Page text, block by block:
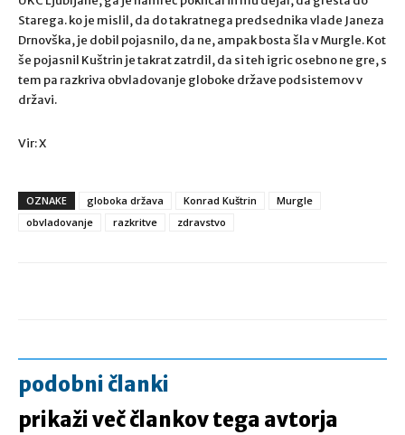
Starega. ko je mislil, da do takratnega predsednika vlade Janeza
Drnovška, je dobil pojasnilo, da ne, ampak bosta šla v Murgle. Kot
še pojasnil Kuštrin je takrat zatrdil, da si teh igric osebno ne gre, s
tem pa razkriva obvladovanje globoke države podsistemov v
državi.
Vir: X
OZNAKE globoka država Konrad Kuštrin
Murgle
obvladovanje
razkritve zdravstvo
podobni članki
prikaži več člankov tega avtorja